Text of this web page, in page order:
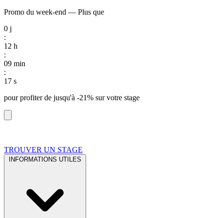
Promo du week-end — Plus que
0 j
:
12 h
:
09 min
:
16 s
pour profiter de jusqu'à -21% sur votre stage
TROUVER UN STAGE
INFORMATIONS UTILES